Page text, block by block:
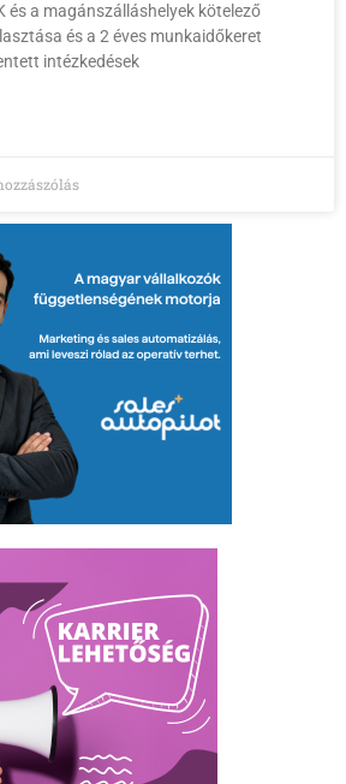
és a magánszálláshelyek kötelező
és a 2 éves munkaidőkeret
intézkedések